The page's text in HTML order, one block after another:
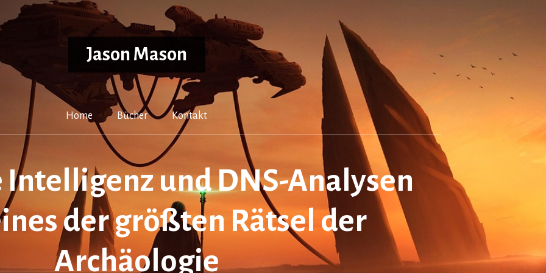
Jason Mason
Home Bücher Kontakt
Intelligenz und DNS-Analysen
der größten Rätsel der
Archäologie